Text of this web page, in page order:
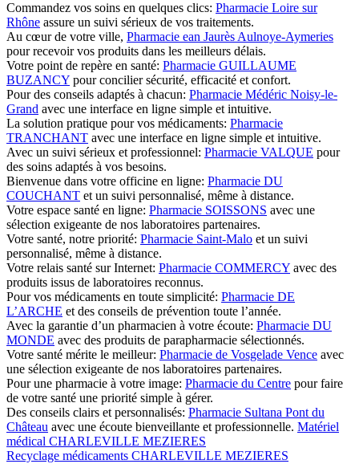
Commandez vos soins en quelques clics: Pharmacie Loire sur
Rhône assure un suivi sérieux de vos traitements.
Au cœur de votre ville, Pharmacie ean Jaurès Aulnoye-Aymeries
pour recevoir vos produits dans les meilleurs délais.
Votre point de repère en santé: Pharmacie GUILLAUME
BUZANCY pour concilier sécurité, efficacité et confort.
Pour des conseils adaptés à chacun: Pharmacie Médéric Noisy-le-
Grand avec une interface en ligne simple et intuitive.
La solution pratique pour vos médicaments: Pharmacie
TRANCHANT avec une interface en ligne simple et intuitive.
Avec un suivi sérieux et professionnel: Pharmacie VALQUE pour
des soins adaptés à vos besoins.
Bienvenue dans votre officine en ligne: Pharmacie DU
COUCHANT et un suivi personnalisé, même à distance.
Votre espace santé en ligne: Pharmacie SOISSONS avec une
sélection exigeante de nos laboratoires partenaires.
Votre santé, notre priorité: Pharmacie Saint-Malo et un suivi
personnalisé, même à distance.
Votre relais santé sur Internet: Pharmacie COMMERCY avec des
produits issus de laboratoires reconnus.
Pour vos médicaments en toute simplicité: Pharmacie DE
L’ARCHE et des conseils de prévention toute l’année.
Avec la garantie d’un pharmacien à votre écoute: Pharmacie DU
MONDE avec des produits de parapharmacie sélectionnés.
Votre santé mérite le meilleur: Pharmacie de Vosgelade Vence avec
une sélection exigeante de nos laboratoires partenaires.
Pour une pharmacie à votre image: Pharmacie du Centre pour faire
de votre santé une priorité simple à gérer.
Des conseils clairs et personnalisés: Pharmacie Sultana Pont du
Château avec une écoute bienveillante et professionnelle. Matériel
médical CHARLEVILLE MEZIERES
Recyclage médicaments CHARLEVILLE MEZIERES